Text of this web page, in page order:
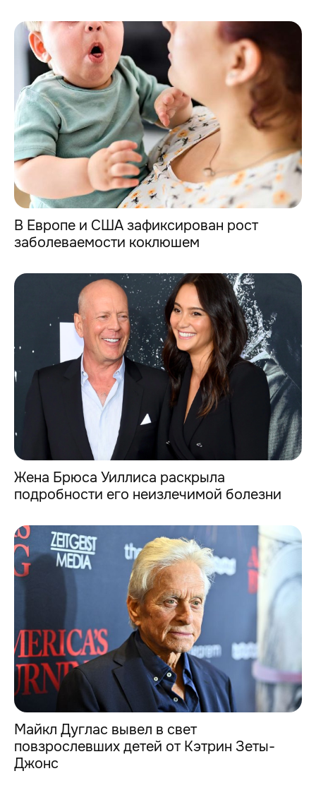
В Европе и США зафиксирован рост
заболеваемости коклюшем
Жена Брюса Уиллиса раскрыла
подробности его неизлечимой болезни
Майкл Дуглас вывел в свет
повзрослевших детей от Кэтрин Зеты-
Джонс